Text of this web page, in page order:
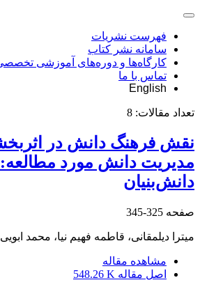
فهرست نشریات
سامانه نشر کتاب
کارگاه‌ها و دوره‌های آموزشی
تماس با ما
English
تعداد مقالات: 8
نقش فرهنگ دانش در
مدیریت دانش مورد
دانش‌بنیان
صفحه 325-345
میترا دیلمقانی، قاطمه فهیم نیا، محمد
مشاهده مقاله
اصل مقاله 548.26 K